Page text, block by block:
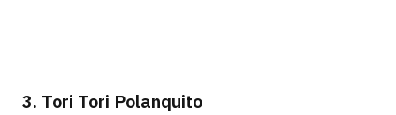
3. Tori Tori Polanquito